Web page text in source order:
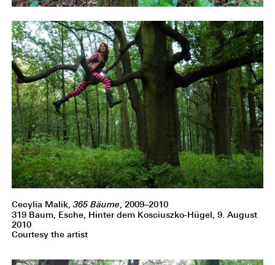
Cecylia Malik,365 Bäume, 2009–2010
319 Baum, Esche, Hinter dem Kosciuszko-Hügel, 9. August
2010
Courtesy the artist